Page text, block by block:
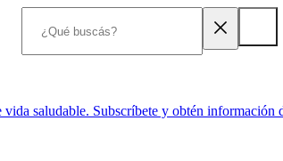
saludable. Subscríbete y obtén información